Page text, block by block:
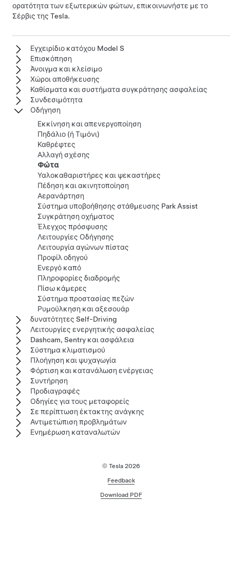
ορατότητα των εξωτερικών φώτων, επικοινωνήστε με το
Σέρβις της Tesla.
Εγχειρίδιο κατόχου Model S
Επισκόπηση
Άνοιγμα και κλείσιμο
Χώροι αποθήκευσης
Καθίσματα και συστήματα συγκράτησης ασφαλείας
Συνδεσιμότητα
Οδήγηση
Εκκίνηση και απενεργοποίηση
Πηδάλιο (ή Τιμόνι)
Καθρέφτες
Αλλαγή σχέσης
Φώτα
Υαλοκαθαριστήρες και ψεκαστήρες
Πέδηση και ακινητοποίηση
Αερανάρτηση
Σύστημα υποβοήθησης στάθμευσης Park Assist
Συγκράτηση οχήματος
Έλεγχος πρόσφυσης
Λειτουργίες Οδήγησης
Λειτουργία αγώνων πίστας
Προφίλ οδηγού
Ενεργό καπό
Πληροφορίες διαδρομής
Πίσω κάμερες
Σύστημα προστασίας πεζών
Ρυμούλκηση και αξεσουάρ
δυνατότητες Self-Driving
Λειτουργίες ενεργητικής ασφαλείας
Dashcam, Sentry και ασφάλεια
Σύστημα κλιματισμού
Πλοήγηση και ψυχαγωγία
Φόρτιση και κατανάλωση ενέργειας
Συντήρηση
Προδιαγραφές
Οδηγίες για τους μεταφορείς
Σε περίπτωση έκτακτης ανάγκης
Αντιμετώπιση προβλημάτων
Ενημέρωση καταναλωτών
© Tesla 2026
Feedback
Download PDF